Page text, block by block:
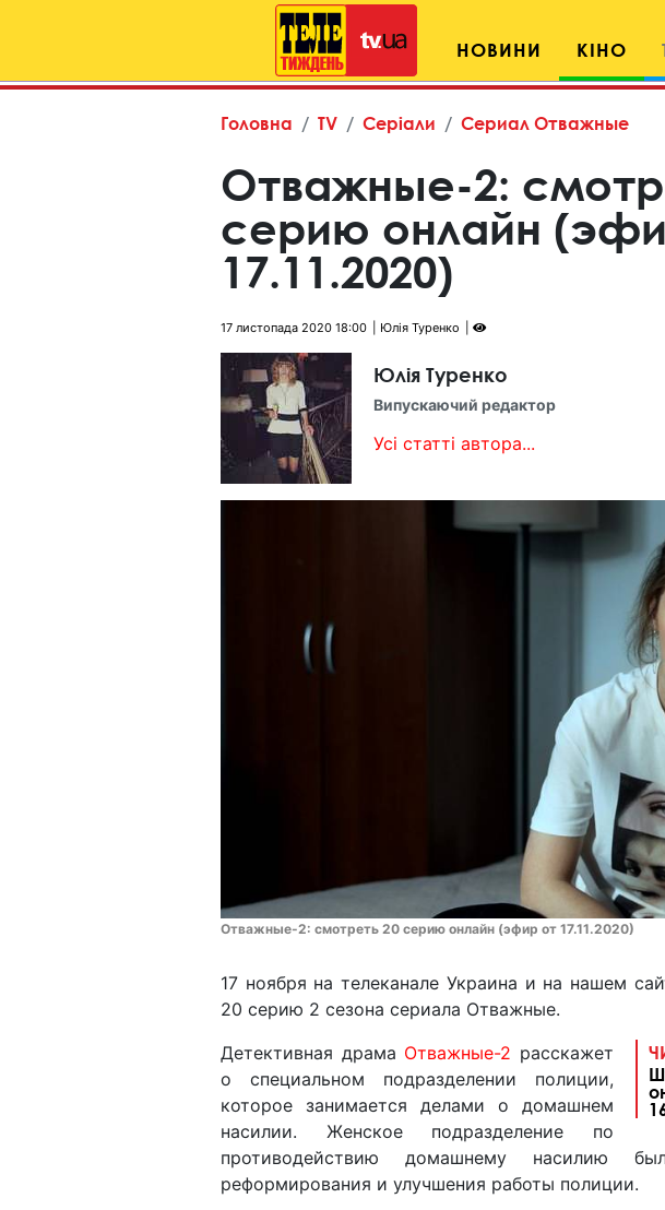
НОВИНИ КІНО
Головна TV Серіали Сериал Отважные
Отважные-2:
серию онлайн
17.11.2020)
17 листопада 2020 18:00 Юлія Туренко
Юлія Туренко
Випускаючий редактор
Усі статті автора...
Отважные-2: смотреть 20 серию онлайн (эфир от 17.11.2020)
17 ноября на телеканале Украина и на нашем
20 серию 2 сезона сериала Отважные.
Детективная драма Отважные-2 расскажет
о специальном подразделении полиции,
которое занимается делами о домашнем
насилии. Женское подразделение по
противодействию домашнему насилию
реформирования и улучшения работы полиции.